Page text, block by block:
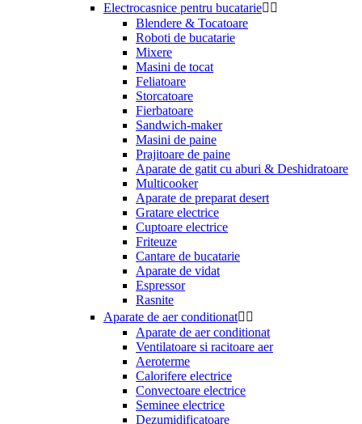
Electrocasnice pentru bucatarie 
Blendere & Tocatoare
Roboti de bucatarie
Mixere
Masini de tocat
Feliatoare
Storcatoare
Fierbatoare
Sandwich-maker
Masini de paine
Prajitoare de paine
Aparate de gatit cu aburi & Deshidratoare
Multicooker
Aparate de preparat desert
Gratare electrice
Cuptoare electrice
Friteuze
Cantare de bucatarie
Aparate de vidat
Espressor
Rasnite
Aparate de aer conditionat 
Aparate de aer conditionat
Ventilatoare si racitoare aer
Aeroterme
Calorifere electrice
Convectoare electrice
Seminee electrice
Dezumidificatoare